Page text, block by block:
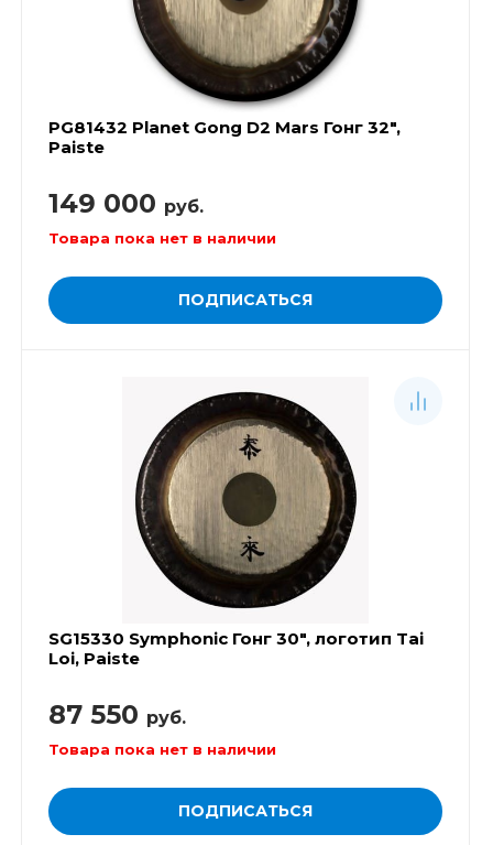
PG81432 Planet Gong D2 Mars Гонг 32",
Paiste
149 000 руб.
Товара пока нет в наличии
ПОДПИСАТЬСЯ
SG15330 Symphonic Гонг 30", логотип Tai
Loi, Paiste
87 550 руб.
Товара пока нет в наличии
ПОДПИСАТЬСЯ